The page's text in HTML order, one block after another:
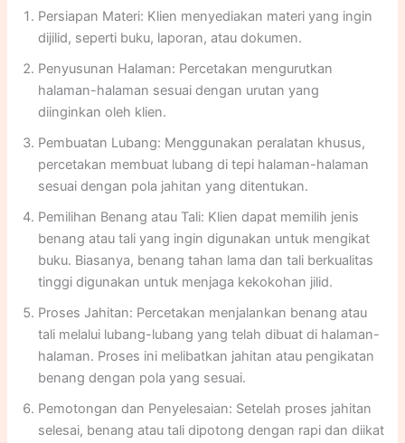
Persiapan Materi: Klien menyediakan materi yang ingin
dijilid, seperti buku, laporan, atau dokumen.
Penyusunan Halaman: Percetakan mengurutkan
halaman-halaman sesuai dengan urutan yang
diinginkan oleh klien.
Pembuatan Lubang: Menggunakan peralatan khusus,
percetakan membuat lubang di tepi halaman-halaman
sesuai dengan pola jahitan yang ditentukan.
Pemilihan Benang atau Tali: Klien dapat memilih jenis
benang atau tali yang ingin digunakan untuk mengikat
buku. Biasanya, benang tahan lama dan tali berkualitas
tinggi digunakan untuk menjaga kekokohan jilid.
Proses Jahitan: Percetakan menjalankan benang atau
tali melalui lubang-lubang yang telah dibuat di halaman-
halaman. Proses ini melibatkan jahitan atau pengikatan
benang dengan pola yang sesuai.
Pemotongan dan Penyelesaian: Setelah proses jahitan
selesai, benang atau tali dipotong dengan rapi dan diikat